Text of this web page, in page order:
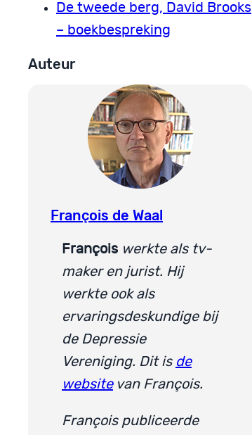
De tweede berg, David Brooks
– boekbespreking
Auteur
François de Waal
François werkte als tv-
maker en jurist. Hij
werkte ook als
ervaringsdeskundige bij
de Depressie
Vereniging. Dit is de
websitevan François.
François publiceerde